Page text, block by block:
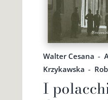
Walter Cesana -
Krzykawska -
I